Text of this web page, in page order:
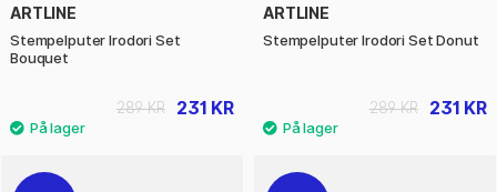
ARTLINE
Stempelputer Irodori Set
Bouquet
231 KR
289 KR
ARTLINE
Stempelputer Irodori Set Donut
231 KR
289 KR